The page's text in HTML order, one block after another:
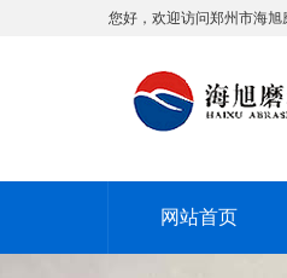
您好，欢迎访问郑州市海旭
网站首页